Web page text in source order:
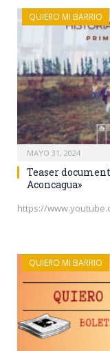
QUIERO MI BARRIO
MAYO 31, 2024
Teaser
Aconcagua»
https://
QUIERO MI BARRIO